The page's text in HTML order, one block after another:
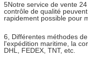
5Notre service de vente
contrôle de qualité
rapidement possible pour
6, Différentes méthodes
l'expédition maritime, la
DHL, FEDEX, TNT, etc.